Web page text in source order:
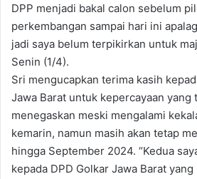
DPP menjadi bakal calon sebelum
perkembangan sampai hari ini
jadi saya belum terpikirkan untuk
Senin (1/4).
Sri mengucapkan terima kasih
Jawa Barat untuk kepercayaan yang
menegaskan meski mengalami
kemarin, namun masih akan tetap
hingga September 2024. “Kedua
kepada DPD Golkar Jawa Barat